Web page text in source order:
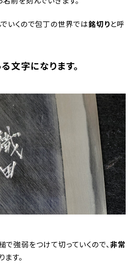
いくので包丁の世界では銘切りと呼
文字になります。
強弱をつけて切っていくので、非常
ます。